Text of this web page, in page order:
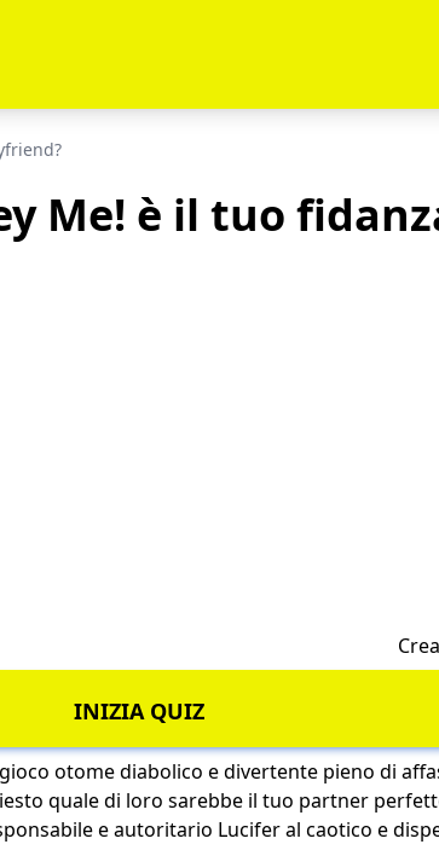
Me! è il tuo
INIZIA QUIZ
otome diabolico e divertente pieno di
quale di loro sarebbe il tuo partner
e autoritario Lucifer al caotico e